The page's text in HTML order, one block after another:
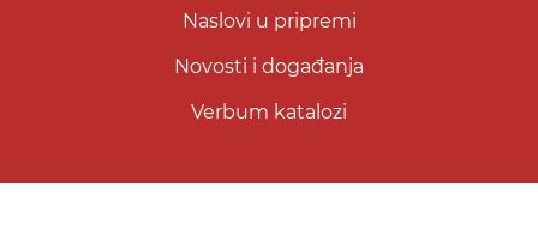
Naslovi u pripremi
Novosti i događanja
Verbum katalozi